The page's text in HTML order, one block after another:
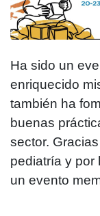
Ha sido un
enriquecido
también ha
buenas
sector.
pediatría y por
un evento